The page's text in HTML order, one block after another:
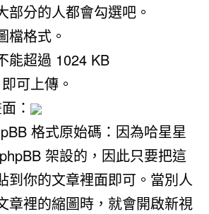
部分的人都會勾選吧。
檔格式。
能超過 1024 KB
可上傳。
：
格式原始碼：因為哈星星
架設的，因此只要把這
到你的文章裡面即可。當別人
章裡的縮圖時，就會開啟新視